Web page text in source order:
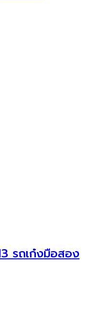
รถเก๋งมือสอง